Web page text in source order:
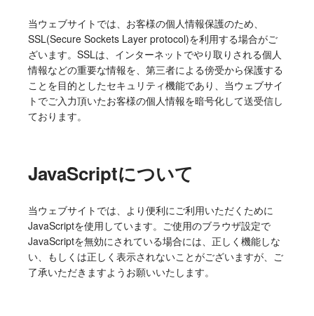
当ウェブサイトでは、お客様の個人情報保護のため、
SSL(Secure Sockets Layer protocol)を利用する場合がご
ざいます。SSLは、インターネットでやり取りされる個人
情報などの重要な情報を、第三者による傍受から保護する
ことを目的としたセキュリティ機能であり、当ウェブサイ
トでご入力頂いたお客様の個人情報を暗号化して送受信し
ております。
JavaScriptについて
当ウェブサイトでは、より便利にご利用いただくために
JavaScriptを使用しています。ご使用のブラウザ設定で
JavaScriptを無効にされている場合には、正しく機能しな
い、もしくは正しく表示されないことがございますが、ご
了承いただきますようお願いいたします。